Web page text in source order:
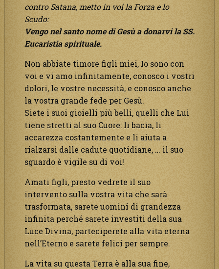
contro Satana, metto in voi la Forza e lo
Scudo:
Vengo nel santo nome di Gesù a donarvi la SS.
Eucaristia spirituale.
Non abbiate timore figli miei, Io sono con
voi e vi amo infinitamente, conosco i vostri
dolori, le vostre necessità, e conosco anche
la vostra grande fede per Gesù.
Siete i suoi gioielli più belli, quelli che Lui
tiene stretti al suo Cuore: li bacia, li
accarezza costantemente e li aiuta a
rialzarsi dalle cadute quotidiane, … il suo
sguardo è vigile su di voi!
Amati figli, presto vedrete il suo
intervento sulla vostra vita che sarà
trasformata, sarete uomini di grandezza
infinita perché sarete investiti della sua
Luce Divina, parteciperete alla vita eterna
nell’Eterno e sarete felici per sempre.
La vita su questa Terra è alla sua fine,